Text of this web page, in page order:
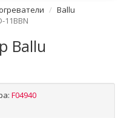
Ballu
11BBN
Ballu
F04940